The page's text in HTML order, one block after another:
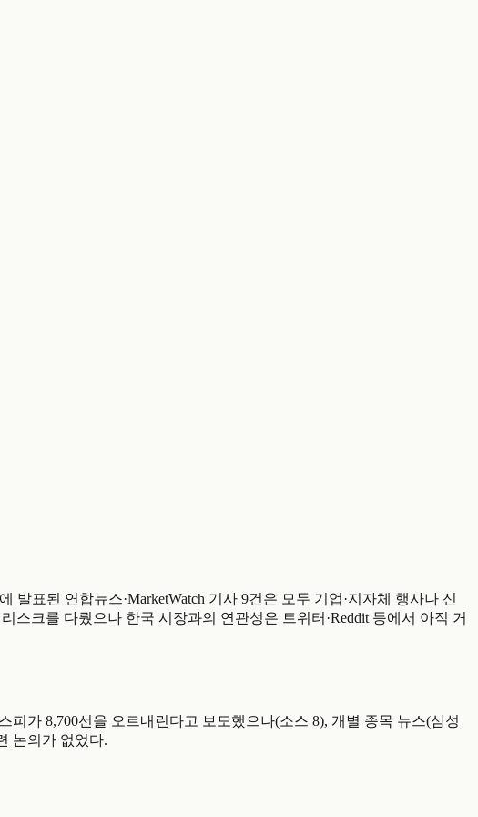
발표된 연합뉴스·MarketWatch 기사 9건은 모두 기업·지자체 행사나 신
스크를 다뤘으나 한국 시장과의 연관성은 트위터·Reddit 등에서 아직 거
피가 8,700선을 오르내린다고 보도했으나(소스 8), 개별 종목 뉴스(삼성
논의가 없었다.